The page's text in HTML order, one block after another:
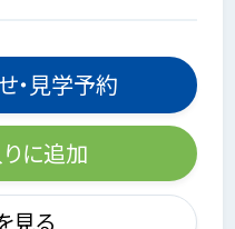
・見学予約
に追加
見る